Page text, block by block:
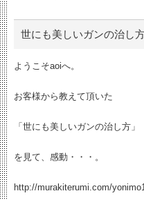
世にも美しいガンの治し
ようこそaoiへ。
お客様から教えて頂いた
「世にも美しいガンの治し方」
を見て、感動・・・。
http://murakiterumi.com/